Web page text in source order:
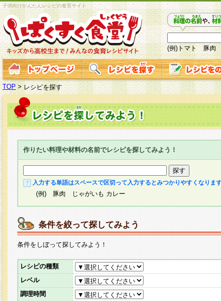
子供向けかんたんレシピの食育サイト
(例)トマト 豚肉
TOP > レシピを探す
作りたい料理や材料の名前でレシピを探してみよう！
入力する単語はスペースで区切って入力するとみつかりやすくなりま
(例) 豚肉 じゃがいも カレー
条件を絞って探してみよう
条件をしぼって探してみよう！
レシピの種類
レベル
調理時間